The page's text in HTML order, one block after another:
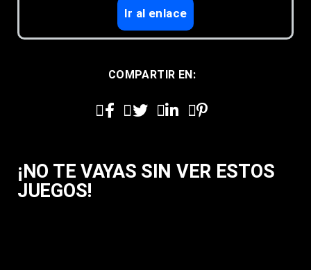
Ir al enlace
COMPARTIR EN:
¡NO TE VAYAS SIN VER ESTOS
JUEGOS!